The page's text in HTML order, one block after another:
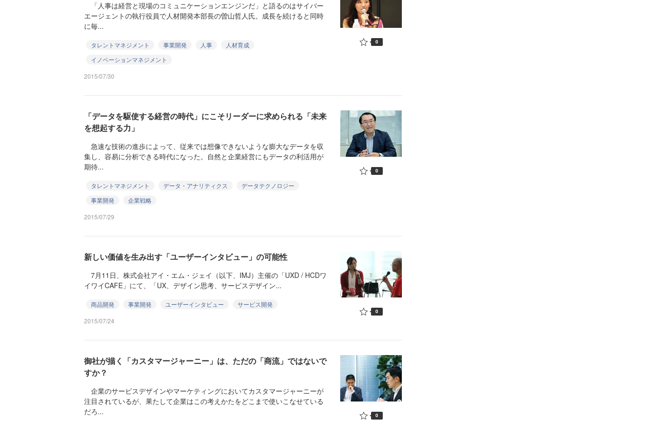
「人事は経営と現場のコミュニケーションエンジンだ」と語るのはサイバー
エージェントの執行役員で人材開発本部長の曽山哲人氏。成長を続けると同時
に毎...
タレントマネジメント 事業開発 人事
人材育成
イノベーションマネジメント
2015/07/30
0
「データを駆使する経営の時代」にこそリーダーに求められる「未来
を想起する力」
急速な技術の進歩によって、従来では想像できないような膨大なデータを収
集し、容易に分析できる時代になった。自然と企業経営にもデータの利活用が
期待...
タレントマネジメント データ・アナリティクス
データテクノロジー
事業開発
企業戦略
2015/07/29
0
新しい価値を生み出す「ユーザーインタビュー」の可能性
7月11日、株式会社アイ・エム・ジェイ（以下、IMJ）主催の「UXD / HCDワ
イワイCAFE」にて、「UX、デザイン思考、サービスデザイン...
商品開発 事業開発 ユーザーインタビュー
サービス開発
2015/07/24
0
御社が描く「カスタマージャーニー」は、ただの「商流」ではないで
すか？
企業のサービスデザインやマーケティングにおいてカスタマージャーニーが
注目されているが、果たして企業はこの考えかたをどこまで使いこなせている
だろ...
0